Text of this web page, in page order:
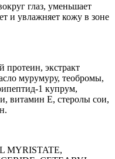
глаз, уменьшает
и увлажняет кожу в зоне
экстракт
мурумуру, теобромы,
1 купрум,
витамин Е, стеролы сои,
MYRISTATE,